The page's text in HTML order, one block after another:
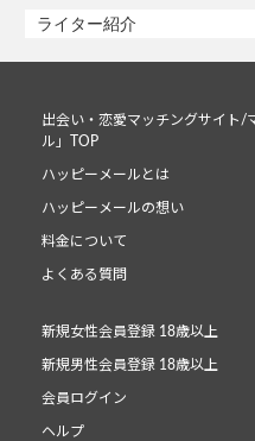
ライター紹介
出会い・恋愛マッチングサイト/
ル」TOP
ハッピーメールとは
ハッピーメールの想い
料金について
よくある質問
新規女性会員登録 18歳以上
新規男性会員登録 18歳以上
会員ログイン
ヘルプ